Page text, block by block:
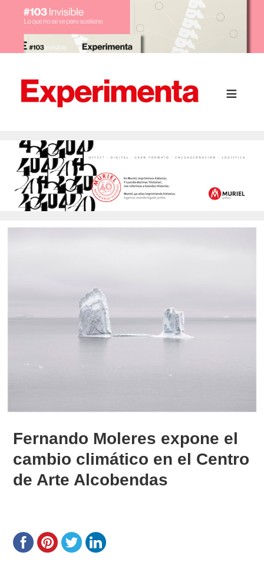
Fernando Moleres expone el
cambio climático en el Centro
de Arte Alcobendas